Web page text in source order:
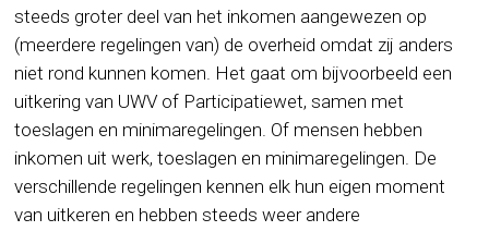
steeds groter deel van het inkomen aangewezen op
(meerdere regelingen van) de overheid omdat zij anders
niet rond kunnen komen. Het gaat om bijvoorbeeld een
uitkering van UWV of Participatiewet, samen met
toeslagen en minimaregelingen. Of mensen hebben
inkomen uit werk, toeslagen en minimaregelingen. De
verschillende regelingen kennen elk hun eigen moment
van uitkeren en hebben steeds weer andere